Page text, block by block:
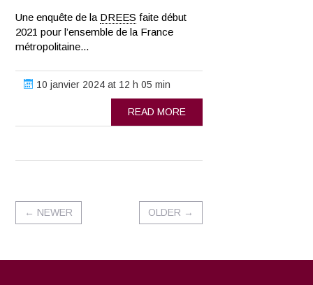
Une enquête de la DREES faite début
2021 pour l’ensemble de la France
métropolitaine...
10 janvier 2024 at 12 h 05 min
READ MORE
← NEWER OLDER →